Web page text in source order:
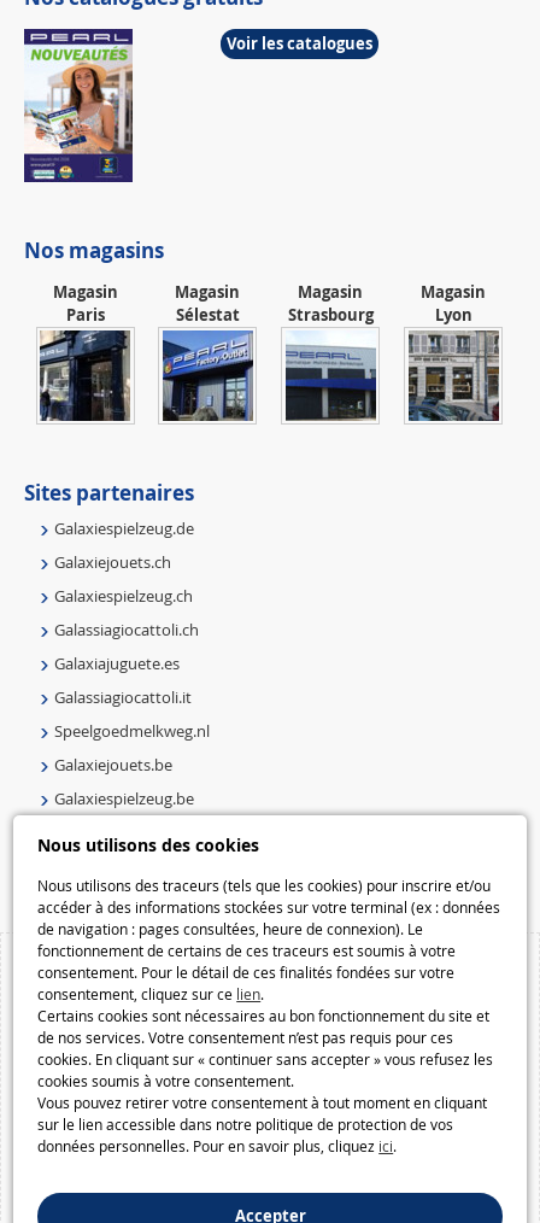
Nous utilisons des cookies
Nous utilisons des traceurs (tels que les cookies) pour inscrire et/ou
accéder à des informations stockées sur votre terminal (ex : données
de navigation : pages consultées, heure de connexion). Le
fonctionnement de certains de ces traceurs est soumis à votre
consentement. Pour le détail de ces finalités fondées sur votre
consentement, cliquez sur ce lien.
Certains cookies sont nécessaires au bon fonctionnement du site et
de nos services. Votre consentement n’est pas requis pour ces
cookies. En cliquant sur « continuer sans accepter » vous refusez les
cookies soumis à votre consentement.
Vous pouvez retirer votre consentement à tout moment en cliquant
sur le lien accessible dans notre politique de protection de vos
données personnelles. Pour en savoir plus, cliquez ici.
Accepter
Voir les catalogues
Nos magasins
Magasin
Paris
Magasin
Sélestat
Magasin
Strasbourg
Magasin
Lyon
Sites partenaires
Galaxiespielzeug.de
Galaxiejouets.ch
Galaxiespielzeug.ch
Galassiagiocattoli.ch
Galaxiajuguete.es
Galassiagiocattoli.it
Speelgoedmelkweg.nl
Galaxiejouets.be
Galaxiespielzeug.be